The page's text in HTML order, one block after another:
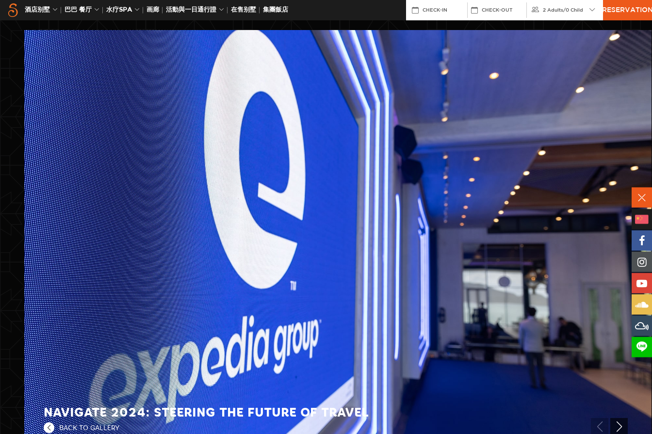
酒店别墅 巴巴 餐厅 水疗SPA 画廊 活動與一日通行證 在售别墅 集團飯店 CHECK-IN CHECK-OUT 2 Adults/0 Child
NAVIGATE 2024: STEERING THE FUTURE OF TRAVEL
BACK TO GALLERY